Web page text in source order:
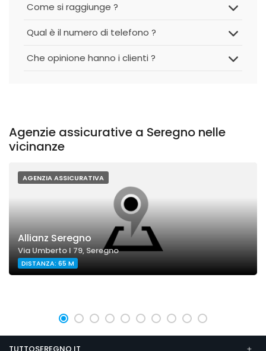
Come si raggiunge ?
Qual è il numero di telefono ?
Che opinione hanno i clienti ?
Agenzie assicurative a Seregno nelle
vicinanze
AGENZIA ASSICURATIVA
Allianz Seregno
Via Umberto I 79, Seregno
DISTANZA: 65 M